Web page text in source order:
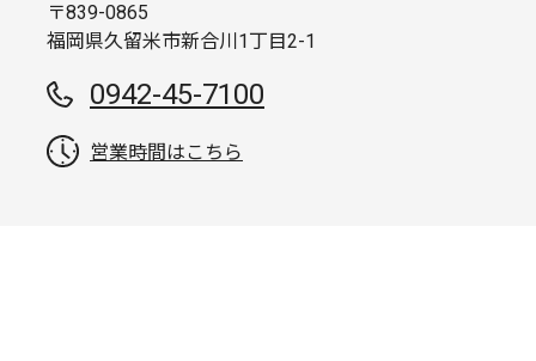
〒839-0865
福岡県久留米市新合川1丁目2-1
0942-45-7100
営業時間はこちら